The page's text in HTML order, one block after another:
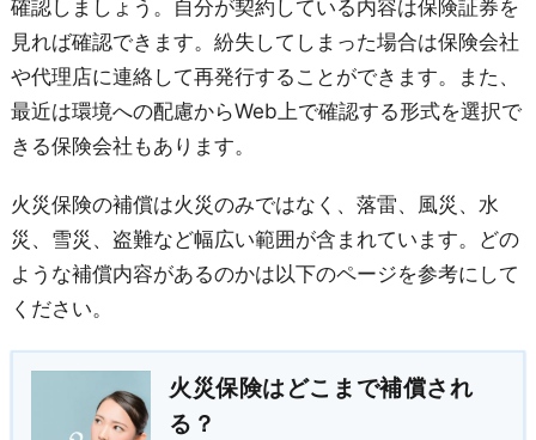
確認しましょう。自分が契約している内容は保険証券を
見れば確認できます。紛失してしまった場合は保険会社
や代理店に連絡して再発行することができます。また、
最近は環境への配慮からWeb上で確認する形式を選択で
きる保険会社もあります。
火災保険の補償は火災のみではなく、落雷、風災、水
災、雪災、盗難など幅広い範囲が含まれています。どの
ような補償内容があるのかは以下のページを参考にして
ください。
火災保険はどこまで補償され
る？